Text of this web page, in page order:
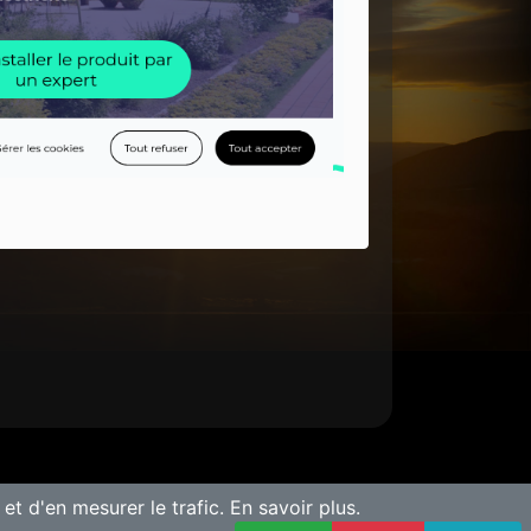
et d'en mesurer le trafic. En savoir plus.